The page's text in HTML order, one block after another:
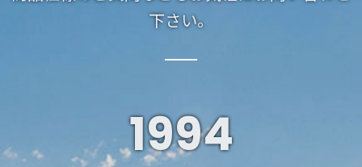
下さい。
1994